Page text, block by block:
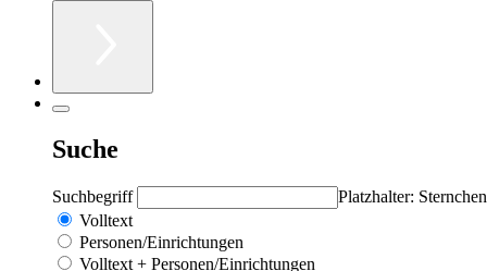
Suche
Suchbegriff
Platzhalter:
Volltext
Personen/Einrichtungen
Volltext + Personen/Einrichtungen